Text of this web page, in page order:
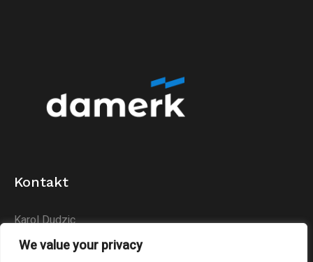
We value your privacy
Kontakt
Karol Dudzic
Huta Podłysica 24B
26-004 Bieliny